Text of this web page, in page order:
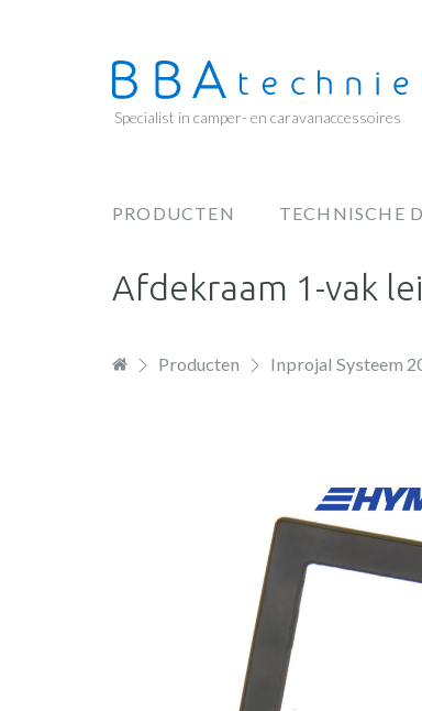
Specialist in camper- en caravanaccessoires
PRODUCTEN TECHNISCHE
Afdekraam 1-vak
Producten Inprojal Systeem